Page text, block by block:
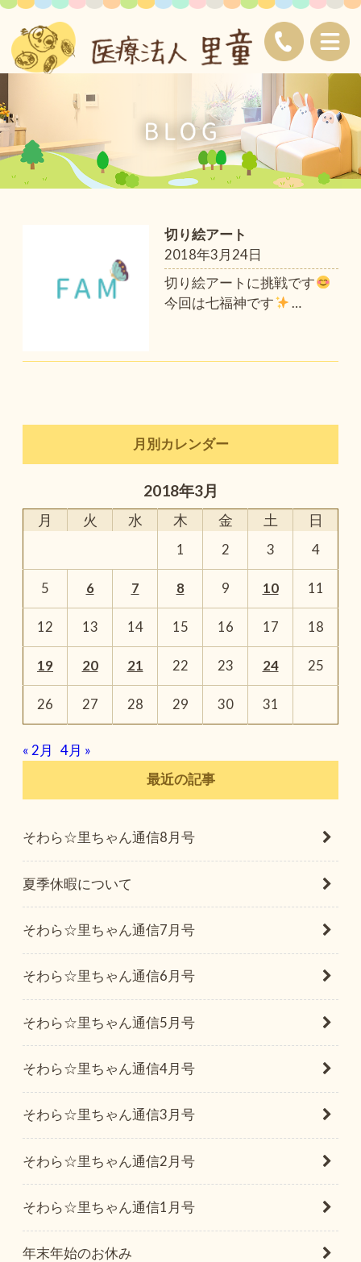
切り絵アート
2018年3月24日
切り絵アートに挑戦です
今回は七福神です
…
月別カレンダー
2018年3月
月 火 水 木 金 土 日
1 2 3 4
5 6 7 8 9 10 11
12 13 14 15 16 17 18
19 20 21 22 23 24 25
26 27 28 29 30 31
« 2月 4月 »
最近の記事
そわら☆里ちゃん通信8月号
夏季休暇について
そわら☆里ちゃん通信7月号
そわら☆里ちゃん通信6月号
そわら☆里ちゃん通信5月号
そわら☆里ちゃん通信4月号
そわら☆里ちゃん通信3月号
そわら☆里ちゃん通信2月号
そわら☆里ちゃん通信1月号
年末年始のお休み